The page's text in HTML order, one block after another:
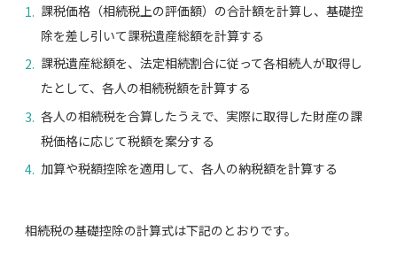
課税価格（相続税上の評価額）の合計額を計算し、基礎控
除を差し引いて課税遺産総額を計算する
課税遺産総額を、法定相続割合に従って各相続人が取得し
たとして、各人の相続税額を計算する
各人の相続税を合算したうえで、実際に取得した財産の課
税価格に応じて税額を案分する
加算や税額控除を適用して、各人の納税額を計算する
相続税の基礎控除の計算式は下記のとおりです。